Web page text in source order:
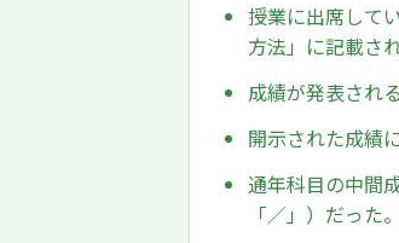
授業に出席して
方法」に記載さ
成績が発表され
開示された成績
通年科目の中間
「／」）だっ